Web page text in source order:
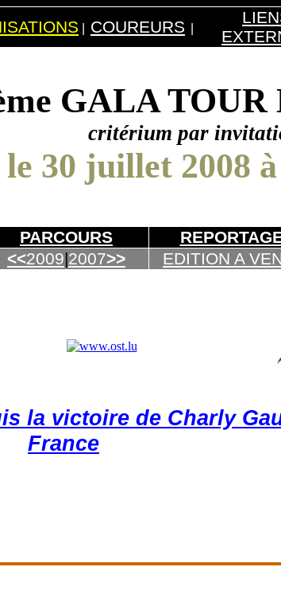
COUREURS
GALA
critérium par
le 30 juillet 2008
PARCOURS
<<2009|2007>> EDITION A
la victoire de Charly
France